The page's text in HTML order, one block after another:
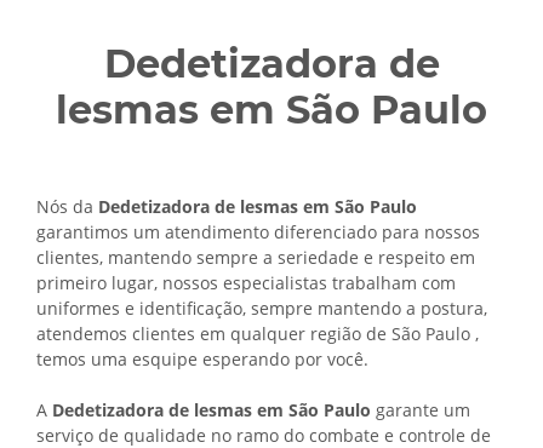
Dedetizadora de
lesmas em São Paulo
Nós da Dedetizadora de lesmas em São Paulo
garantimos um atendimento diferenciado para nossos
clientes, mantendo sempre a seriedade e respeito em
primeiro lugar, nossos especialistas trabalham com
uniformes e identificação, sempre mantendo a postura,
atendemos clientes em qualquer região de São Paulo ,
temos uma esquipe esperando por você.
A Dedetizadora de lesmas em São Paulo garante um
serviço de qualidade no ramo do combate e controle de